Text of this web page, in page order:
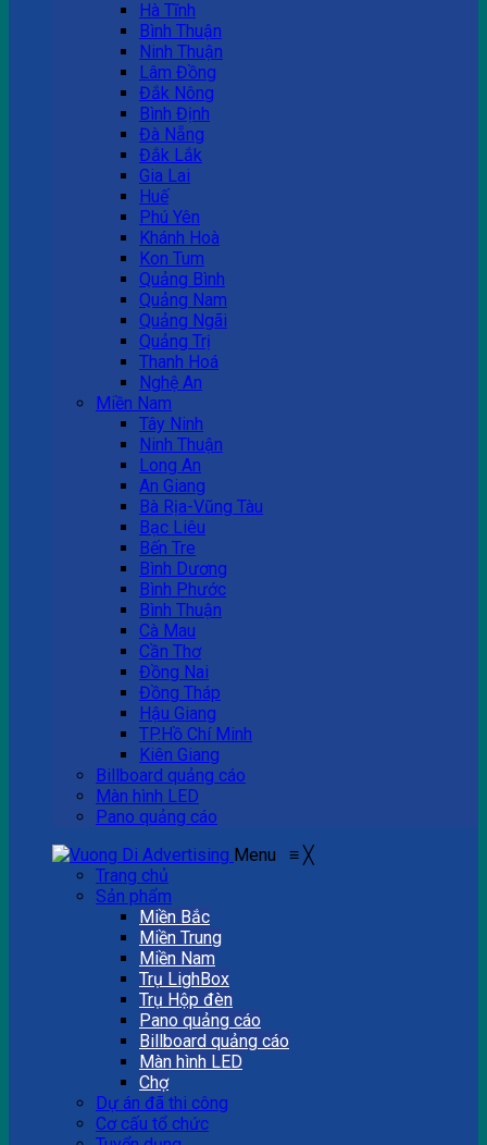
Hà Tĩnh
Bình Thuận
Ninh Thuận
Lâm Đồng
Đắk Nông
Bình Định
Đà Nẵng
Đắk Lắk
Gia Lai
Huế
Phú Yên
Khánh Hoà
Kon Tum
Quảng Bình
Quảng Nam
Quảng Ngãi
Quảng Trị
Thanh Hoá
Nghệ An
Miền Nam
Tây Ninh
Ninh Thuận
Long An
An Giang
Bà Rịa-Vũng Tàu
Bạc Liêu
Bến Tre
Bình Dương
Bình Phước
Bình Thuận
Cà Mau
Cần Thơ
Đồng Nai
Đồng Tháp
Hậu Giang
TP.Hồ Chí Minh
Kiên Giang
Billboard quảng cáo
Màn hình LED
Pano quảng cáo
Menu ≡ ╳
Trang chủ
Sản phẩm
Miền Bắc
Miền Trung
Miền Nam
Trụ LighBox
Trụ Hộp đèn
Pano quảng cáo
Billboard quảng cáo
Màn hình LED
Chợ
Dự án đã thi công
Cơ cấu tổ chức